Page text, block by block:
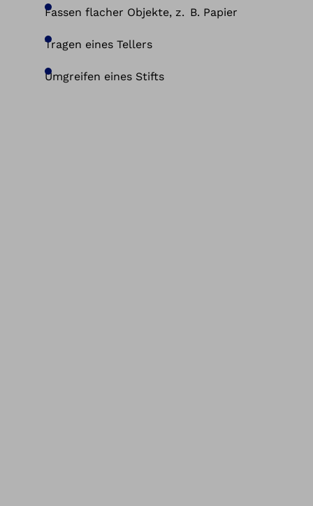
Fassen flacher Objekte, z. B. Papier
Tragen eines Tellers
Umgreifen eines Stifts